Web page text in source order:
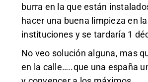
burra en la que están
hacer una buena limpieza en
instituciones y se tardaría 1
No veo solución alguna, mas
en la calle…..que una españa